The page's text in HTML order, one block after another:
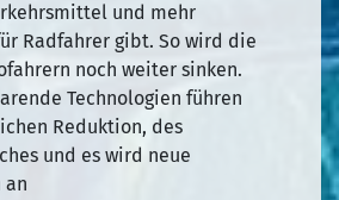
und mehr
Radfahrer gibt. So wird die
noch weiter sinken.
Technologien führen
Reduktion, des
und es wird neue
an